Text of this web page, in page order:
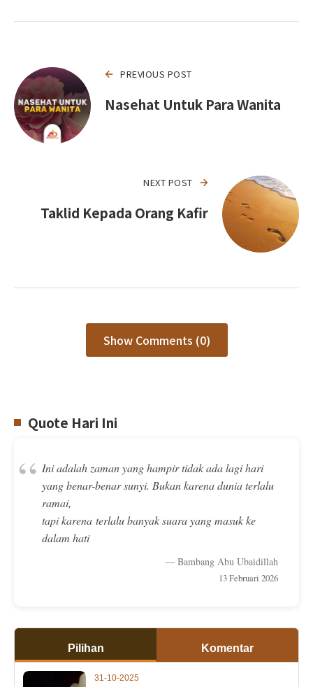
PREVIOUS POST
Nasehat Untuk Para Wanita
NEXT POST
Taklid Kepada Orang Kafir
Show Comments (0)
Quote Hari Ini
“ Ini adalah zaman yang hampir tidak ada lagi hari
yang benar-benar sunyi. Bukan karena dunia terlalu
ramai,
tapi karena terlalu banyak suara yang masuk ke
dalam hati
— Bambang Abu Ubaidillah
13 Februari 2026
Pilihan Komentar
31-10-2025